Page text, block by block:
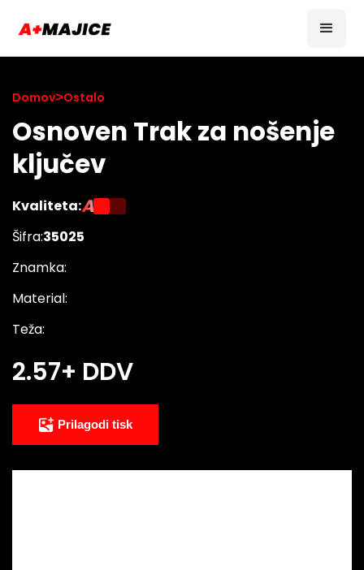
Domov>Ostalo
Osnoven Trak za nošenje
ključev
Kvaliteta:A
Šifra:35025
Znamka:
Material:
Teža:
2.57+ DDV
Prilagodi tisk